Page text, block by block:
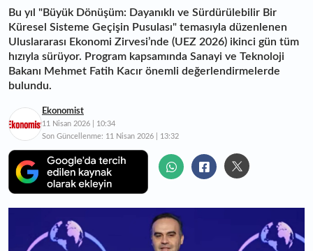
Bu yıl "Büyük Dönüşüm: Dayanıklı ve Sürdürülebilir Bir
Küresel Sisteme Geçişin Pusulası" temasıyla düzenlenen
Uluslararası Ekonomi Zirvesi’nde (UEZ 2026) ikinci gün tüm
hızıyla sürüyor. Program kapsamında Sanayi ve Teknoloji
Bakanı Mehmet Fatih Kacır önemli değerlendirmelerde
bulundu.
Ekonomist
11 Nisan 2026 | 10:34
Son Güncellenme: 11 Nisan 2026 | 13:32